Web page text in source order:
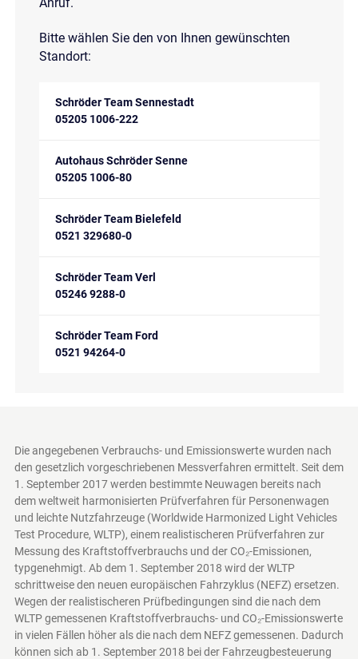
Bitte wählen Sie den von Ihnen gewünschten
Standort:
Schröder Team Sennestadt
05205 1006-222
Autohaus Schröder Senne
05205 1006-80
Schröder Team Bielefeld
0521 329680-0
Schröder Team Verl
05246 9288-0
Schröder Team Ford
0521 94264-0
Die angegebenen Verbrauchs- und Emissionswerte wurden nach
den gesetzlich vorgeschriebenen Messverfahren ermittelt. Seit dem
1. September 2017 werden bestimmte Neuwagen bereits nach
dem weltweit harmonisierten Prüfverfahren für Personenwagen
und leichte Nutzfahrzeuge (Worldwide Harmonized Light Vehicles
Test Procedure, WLTP), einem realistischeren Prüfverfahren zur
Messung des Kraftstoffverbrauchs und der CO₂-Emissionen,
typgenehmigt. Ab dem 1. September 2018 wird der WLTP
schrittweise den neuen europäischen Fahrzyklus (NEFZ) ersetzen.
Wegen der realistischeren Prüfbedingungen sind die nach dem
WLTP gemessenen Kraftstoffverbrauchs- und CO₂-Emissionswerte
in vielen Fällen höher als die nach dem NEFZ gemessenen. Dadurch
können sich ab 1. September 2018 bei der Fahrzeugbesteuerung